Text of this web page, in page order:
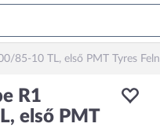
85-10 TL, első PMT Tyres
R1
első PMT